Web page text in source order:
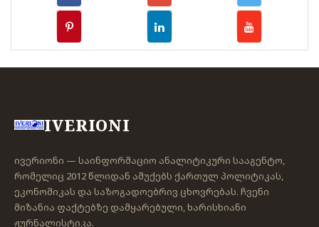
IVERIONI
ივერიონი — საინფორმაციო ანალიტიკური სააგენტო,
რომელიც 2012 წლიდან აშუქებს ქართულ პოლიტიკას,
ეკონომიკას და საზოგადოებრივ ცხოვრებას. ჩვენი
მიზანია ფაქტებზე დამყარებული, ხარისხიანი
ჟურნალისტიკა.